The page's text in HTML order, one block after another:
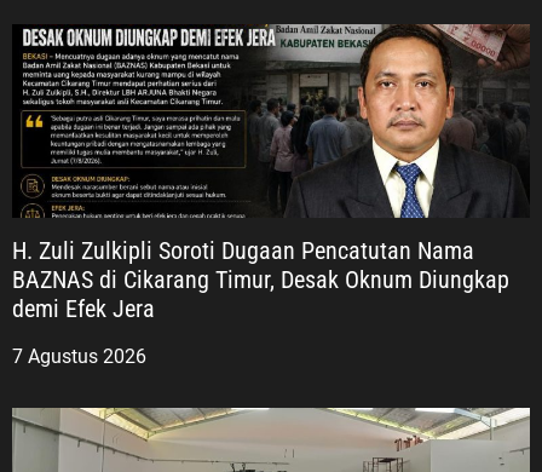
H. Zuli Zulkipli Soroti Dugaan Pencatutan Nama
BAZNAS di Cikarang Timur, Desak Oknum Diungkap
demi Efek Jera
7 Agustus 2026